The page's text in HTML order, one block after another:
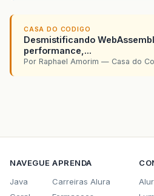
CASA DO CODIGO
Desmistificando
performance,...
Por Raphael Amorim — Casa do
NAVEGUE
Java
APRENDA
Carreiras Alura